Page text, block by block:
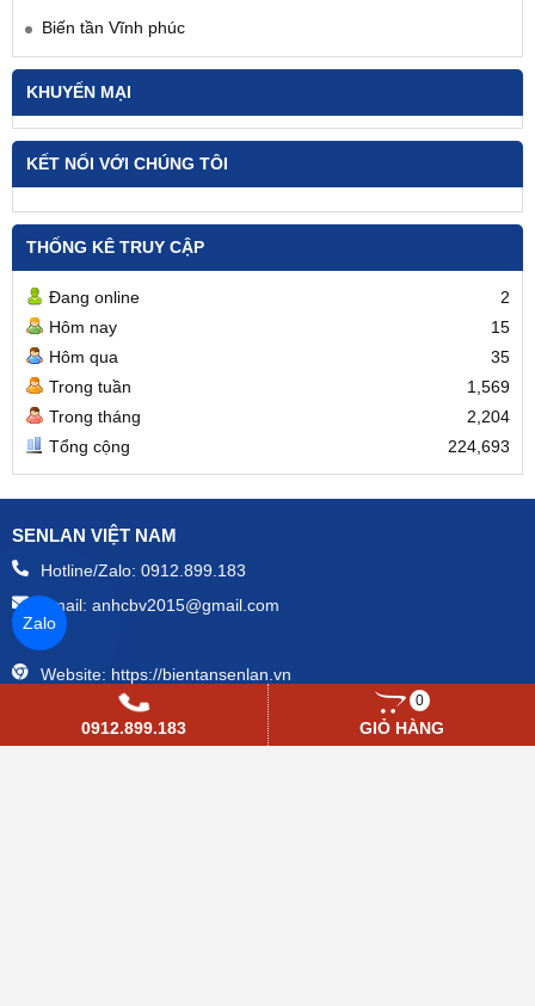
Biến tần Vĩnh phúc
KHUYẾN MẠI
KẾT NỐI VỚI CHÚNG TÔI
THỐNG KÊ TRUY CẬP
Đang online
2
Hôm nay
15
Hôm qua
35
Trong tuần
1,569
Trong tháng
2,204
Tổng cộng
224,693
SENLAN VIỆT NAM
Hotline/Zalo: 0912.899.183
Email: anhcbv2015@gmail.com
Website: https://bientansenlan.vn
0912.899.183
0
GIỎ HÀNG
Zalo